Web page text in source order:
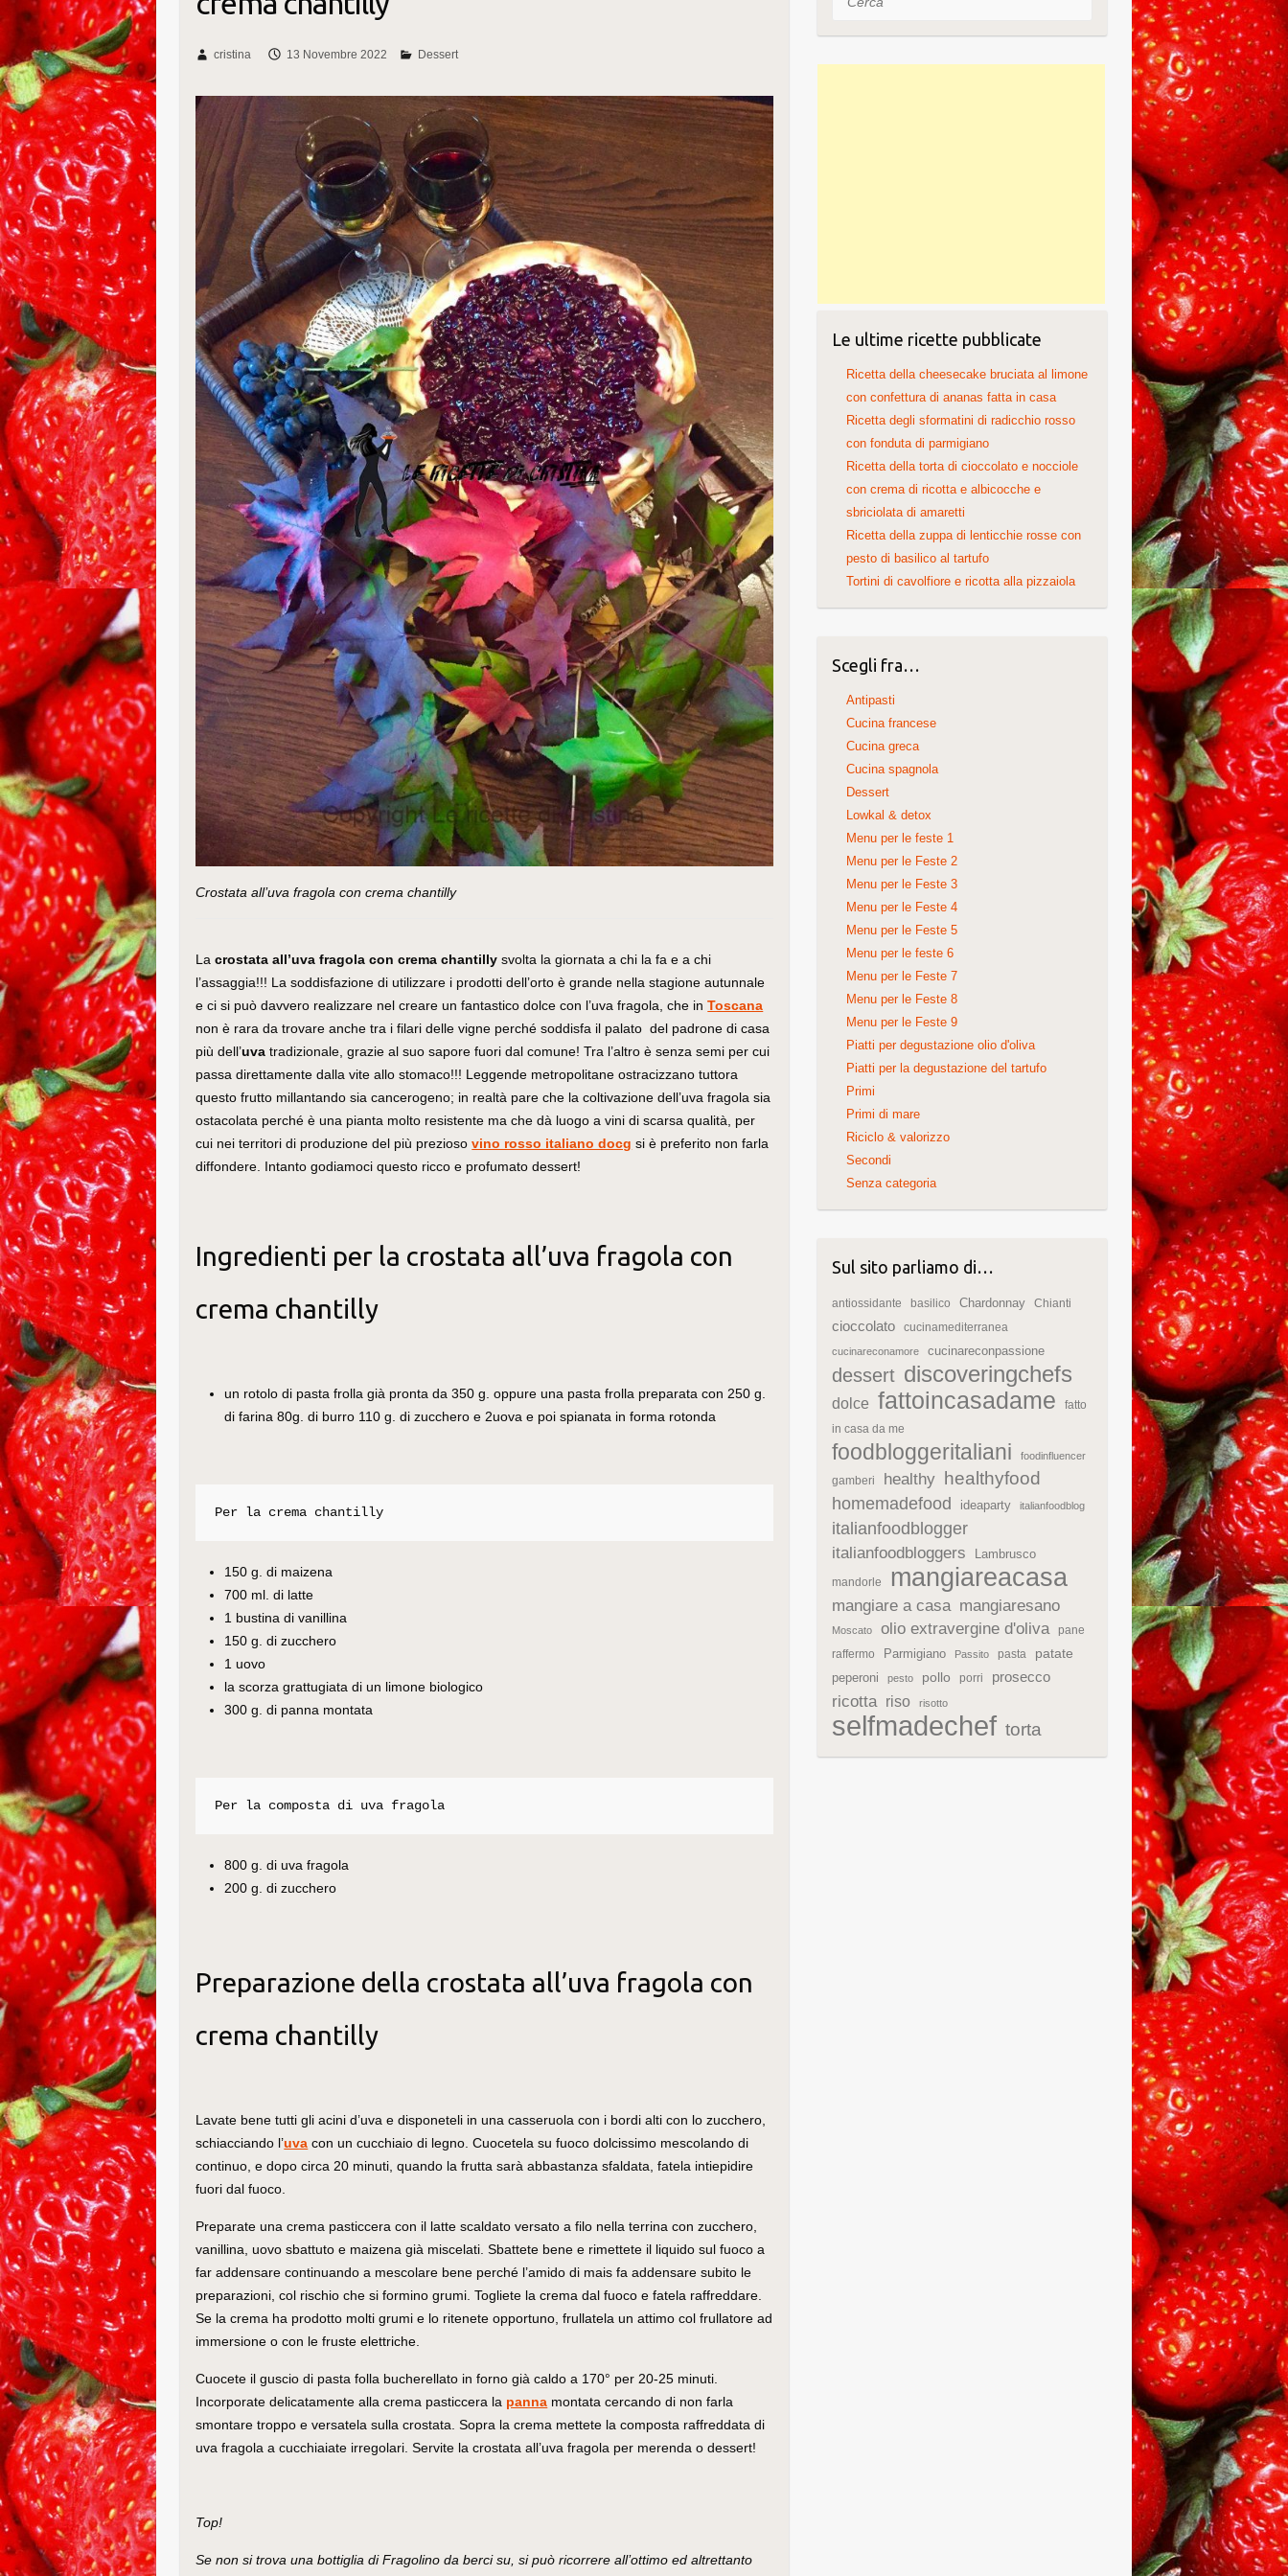
cristina 13 Novembre 2022 Dessert
Crostata all’uva fragola con crema chantilly
La crostata all’uva fragola con crema chantilly svolta la giornata a chi la fa e a chi
l’assaggia!!! La soddisfazione di utilizzare i prodotti dell’orto è grande nella stagione autunnale
e ci si può davvero realizzare nel creare un fantastico dolce con l’uva fragola, che inToscana
non è rara da trovare anche tra i filari delle vigne perché soddisfa il palato del padrone di casa
più dell’uva tradizionale, grazie al suo sapore fuori dal comune! Tra l’altro è senza semi per cui
passa direttamente dalla vite allo stomaco!!! Leggende metropolitane ostracizzano tuttora
questo frutto millantando sia cancerogeno; in realtà pare che la coltivazione dell’uva fragola sia
ostacolata perché è una pianta molto resistente ma che dà luogo a vini di scarsa qualità, per
cui nei territori di produzione del più preziosovino rosso italiano docg si è preferito non farla
diffondere. Intanto godiamoci questo ricco e profumato dessert!
Ingredienti per la crostata all’uva fragola con
crema chantilly
un rotolo di pasta frolla già pronta da 350 g. oppure una pasta frolla preparata con 250 g.
di farina 80g. di burro 110 g. di zucchero e 2uova e poi spianata in forma rotonda
Per la crema chantilly
150 g. di maizena
700 ml. di latte
1 bustina di vanillina
150 g. di zucchero
1 uovo
la scorza grattugiata di un limone biologico
300 g. di panna montata
Per la composta di uva fragola
800 g. di uva fragola
200 g. di zucchero
Preparazione della crostata all’uva fragola con
crema chantilly
Lavate bene tutti gli acini d’uva e disponeteli in una casseruola con i bordi alti con lo zucchero,
schiacciando l’uva con un cucchiaio di legno. Cuocetela su fuoco dolcissimo mescolando di
continuo, e dopo circa 20 minuti, quando la frutta sarà abbastanza sfaldata, fatela intiepidire
fuori dal fuoco.
Preparate una crema pasticcera con il latte scaldato versato a filo nella terrina con zucchero,
vanillina, uovo sbattuto e maizena già miscelati. Sbattete bene e rimettete il liquido sul fuoco a
far addensare continuando a mescolare bene perché l’amido di mais fa addensare subito le
preparazioni, col rischio che si formino grumi. Togliete la crema dal fuoco e fatela raffreddare.
Se la crema ha prodotto molti grumi e lo ritenete opportuno, frullatela un attimo col frullatore ad
immersione o con le fruste elettriche.
Cuocete il guscio di pasta folla bucherellato in forno già caldo a 170° per 20-25 minuti.
Incorporate delicatamente alla crema pasticcera la panna montata cercando di non farla
smontare troppo e versatela sulla crostata. Sopra la crema mettete la composta raffreddata di
uva fragola a cucchiaiate irregolari. Servite la crostata all’uva fragola per merenda o dessert!
Top!
Se non si trova una bottiglia di Fragolino da berci su, si può ricorrere all’ottimo ed altrettanto
Le ultime ricette pubblicate
Ricetta della cheesecake bruciata al limone
con confettura di ananas fatta in casa
Ricetta degli sformatini di radicchio rosso
con fonduta di parmigiano
Ricetta della torta di cioccolato e nocciole
con crema di ricotta e albicocche e
sbriciolata di amaretti
Ricetta della zuppa di lenticchie rosse con
pesto di basilico al tartufo
Tortini di cavolfiore e ricotta alla pizzaiola
Scegli fra…
Antipasti
Cucina francese
Cucina greca
Cucina spagnola
Dessert
Lowkal & detox
Menu per le feste 1
Menu per le Feste 2
Menu per le Feste 3
Menu per le Feste 4
Menu per le Feste 5
Menu per le feste 6
Menu per le Feste 7
Menu per le Feste 8
Menu per le Feste 9
Piatti per degustazione olio d'oliva
Piatti per la degustazione del tartufo
Primi
Primi di mare
Riciclo & valorizzo
Secondi
Senza categoria
Sul sito parliamo di…
antiossidante basilico Chardonnay Chianti
cioccolato cucinamediterranea
cucinareconamore cucinareconpassione
dessert discoveringchefs
dolce fattoincasadame
fatto
in casa da me
foodbloggeritaliani foodinfluencer
gamberi healthy
healthyfood
homemadefood
ideaparty italianfoodblog
italianfoodblogger
italianfoodbloggers
Lambrusco
mandorle mangiareacasa
mangiare a casa mangiaresano
Moscato olio extravergine d'oliva
pane
raffermo
Parmigiano Passito pasta patate
peperoni pesto pollo porri prosecco
ricotta riso risotto
selfmadechef torta